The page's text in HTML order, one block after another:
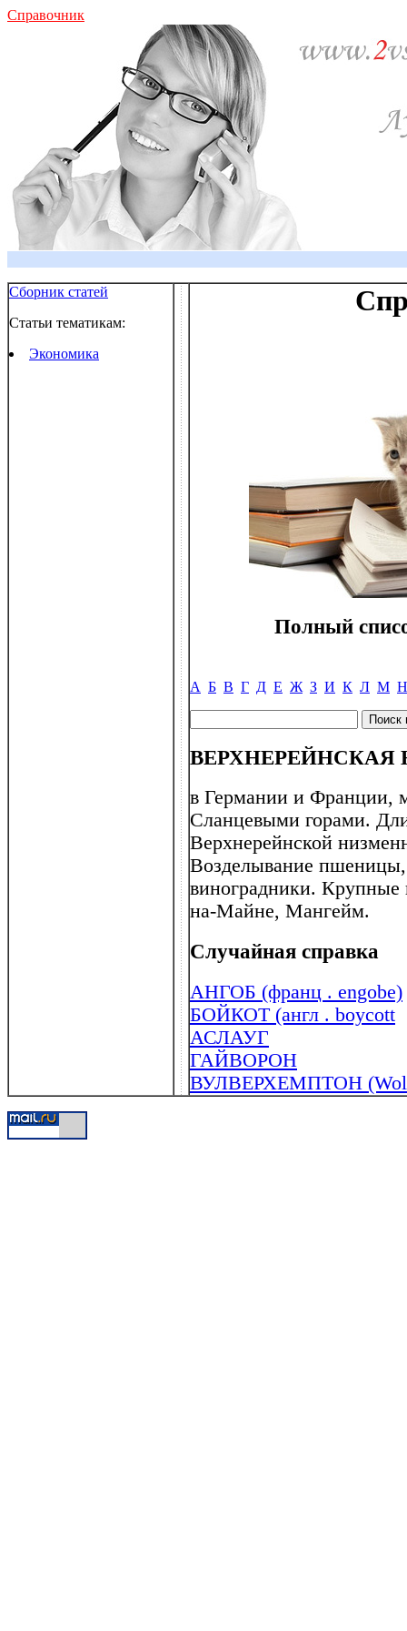
Справочник
Сборник статей
Статьи тематикам:
Экономика
Полный
А Б В Г Д Е Ж З И К Л М Н
ВЕРХНЕРЕЙНСКАЯ
в Германии и Франции,
Сланцевыми горами.
Верхнерейнской
Возделывание
виноградники. Крупные
на-Майне, Мангейм.
Случайная справка
АНГОБ (франц . engobe)
БОЙКОТ (англ . boycott
АСЛАУГ
ГАЙВОРОН
ВУЛВЕРХЕМПТОН